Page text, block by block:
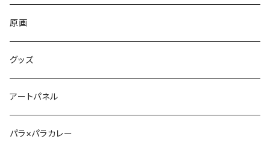
原画
グッズ
アートパネル
パラ×パラカレー